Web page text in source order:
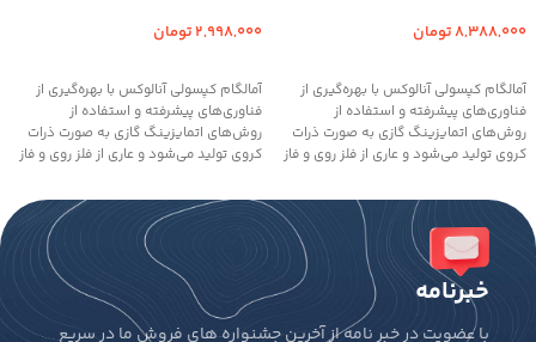
8,388,000تومان
آمالگام کپسولی آنالوکس با بهره‌گیری از
فناوری‌های پیشرفته و استفاده از
روش‌های اتمایزینگ گازی به صورت ذرات
کروی تولید می‌شود و عاری از فلز روی و فاز
2,998,000تومان
آمالگام کپسولی آنالوکس با بهره‌گیری از
فناوری‌های پیشرفته و استفاده از
روش‌های اتمایزینگ گازی به صورت ذرات
کروی تولید می‌شود و عاری از فلز روی و فاز
خبرنامه
با عضویت در خبر نامه از آخرین جشنواره های فروش ما در سریع